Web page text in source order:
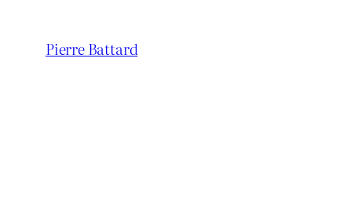
contenu
Pierre Battard